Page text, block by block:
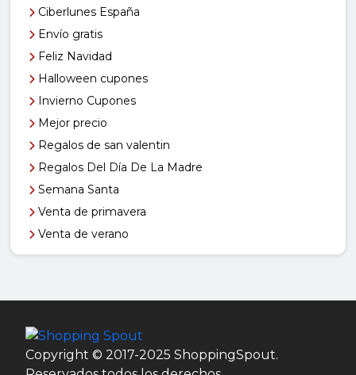
Ciberlunes España
Envío gratis
Feliz Navidad
Halloween cupones
Invierno Cupones
Mejor precio
Regalos de san valentin
Regalos Del Día De La Madre
Semana Santa
Venta de primavera
Venta de verano
Copyright © 2017-2025 ShoppingSpout.